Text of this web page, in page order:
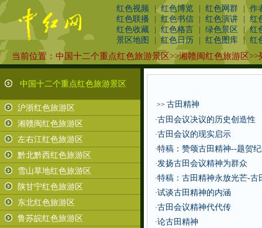
红色视频 | 红色博览 红色网群
作
红色联播
红色书信 红色演讲
红
红色收藏
红色格言 绿色景区
红
景区地图
红色日历 红色图库 | 红
当前位置： 中国十二个重点红色旅游景区>>湘赣闽红色旅游区>>
中国十二个重点红色旅游景区
沪浙红色旅游区
湘赣闽红色旅游区
左右江红色旅游区
黔北黔西红色旅游区
雪山草地红色旅游区
陕甘宁红色旅游区
东北红色旅游区
鲁苏皖红色旅游区
>> 古田精神
·古田会议决议的历史创造性
·古田会议的现实启示
·特稿：赞颂古田精神--题贺
·发扬古田会议精神为群众
·特稿：古田精神永放光芒-
·试谈古田精神的内涵
·古田会议精神代代传
·论古田精神